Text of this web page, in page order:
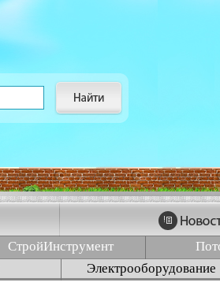
СтройИнструмент
Электрооборудование